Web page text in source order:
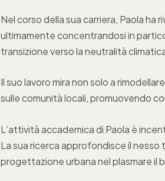
Nel corso della sua carriera, Paola ha
ultimamente concentrandosi in
transizione verso la neutralità
Il suo lavoro mira non solo a
sulle comunità locali, promuovendo
L’attività accademica di Paola è
La sua ricerca approfondisce il nesso
progettazione urbana nel plasmare il